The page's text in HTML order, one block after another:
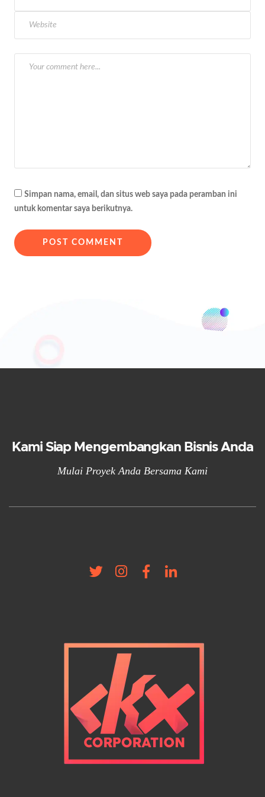
p
Simpan nama, email, dan situs web saya pada peramban ini
untuk komentar saya berikutnya.
Kami Siap Mengembangkan Bisnis Anda
Mulai Proyek Anda Bersama Kami